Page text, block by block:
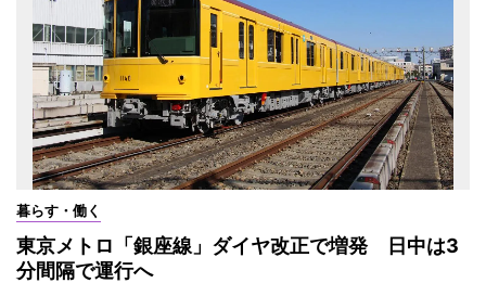
暮らす・働く
東京メトロ「銀座線」ダイヤ改正で増発 日中は3
分間隔で運行へ